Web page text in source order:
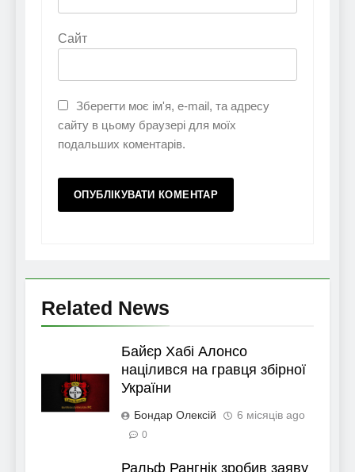
Сайт
Зберегти моє ім'я, e-mail, та адресу
сайту в цьому браузері для моїх
подальших коментарів.
Related News
Байєр Хабі Алонсо
націлився на гравця збірної
України
Бондар Олексій 6 місяців ago
0
Ральф Рангнік зробив заяву